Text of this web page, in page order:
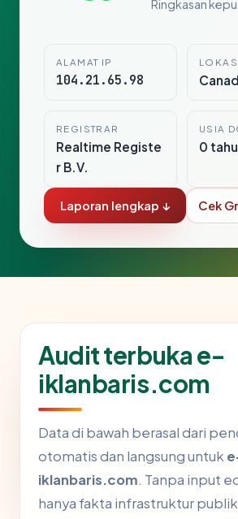
Ringkasan
ALAMAT IP
104.21.65.98
REGISTRAR
Realtime Registe
r B.V.
USIA
0
Laporan lengkap ↓ Cek
Audit terbuka e-
iklanbaris.com
Data di bawah berasal dari
otomatis dan langsung untuk
iklanbaris.com. Tanpa input
hanya fakta infrastruktur